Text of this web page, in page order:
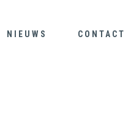
NIEUWS CONTACT